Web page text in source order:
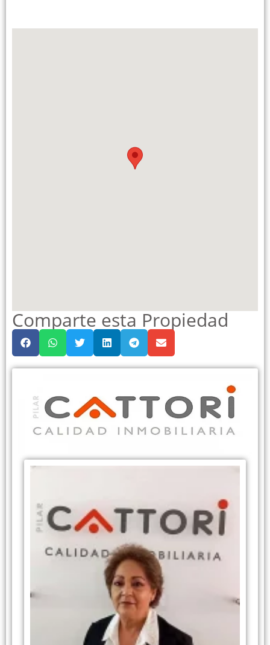
Comparte esta Propiedad